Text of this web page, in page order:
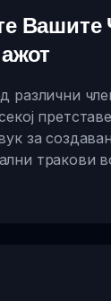
Вашите
различни
за
тракови